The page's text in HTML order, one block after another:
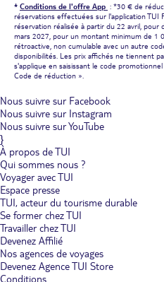
* Conditions de l'offre App : *30 € de
réservations effectuées sur l'application TUI
réservation réalisée à partir du 22 avril,
mars 2027, pour un montant minimum de 1
rétroactive, non cumulable avec un autre
disponibilités. Les prix affichés ne tiennent
s'applique en saisissant le code
Code de réduction ».
Nous suivre sur Facebook
Nous suivre sur Instagram
Nous suivre sur YouTube
}
À propos de TUI
Qui sommes nous ?
Voyager avec TUI
Espace presse
TUI, acteur du tourisme durable
Se former chez TUI
Travailler chez TUI
Devenez Affilié
Nos agences de voyages
Devenez Agence TUI Store
Conditions